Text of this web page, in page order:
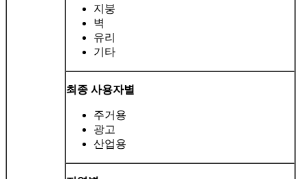
지붕
벽
유리
기타
최종 사용자별
주거용
광고
산업용